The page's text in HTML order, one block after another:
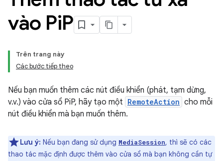
vào PiP
Trên trang này
Các bước tiếp theo
Nếu bạn muốn thêm các nút điều khiển (phát, tạm dừng,
v.v.) vào cửa sổ PiP, hãy tạo một RemoteAction cho mỗi
nút điều khiển mà bạn muốn thêm.
Lưu ý: Nếu bạn đang sử dụng MediaSession, thì sẽ có các
thao tác mặc định được thêm vào cửa sổ mà bạn không cần tự